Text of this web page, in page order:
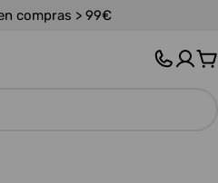
compras > 99€